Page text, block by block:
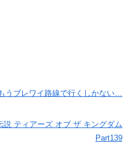
うブレワイ路線で行くしかない…
説 ティアーズ オブ ザ キングダム
Part139